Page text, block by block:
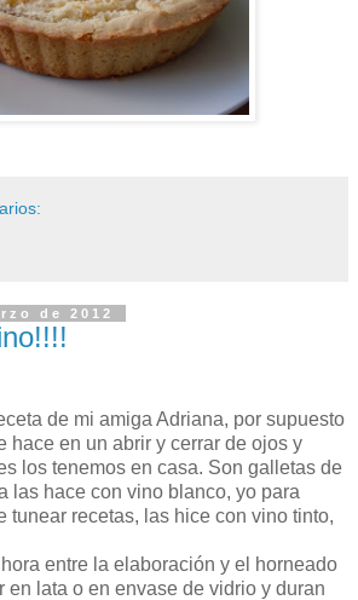
de 2012
de mi amiga Adriana, por supuesto
hace en un abrir y cerrar de ojos y
los tenemos en casa. Son galletas de
las hace con vino blanco, yo para
tunear recetas, las hice con vino tinto,
entre la elaboración y el horneado
en lata o en envase de vidrio y duran